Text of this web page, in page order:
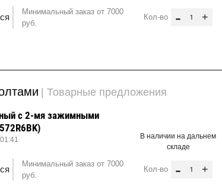
Минимальный заказ от 7000
руб.
Кол-во - +
| Товарные предложения
с 2-мя зажимными
Минимальный заказ от 7000
руб.
В наличии на дальнем
складе
Кол-во - +